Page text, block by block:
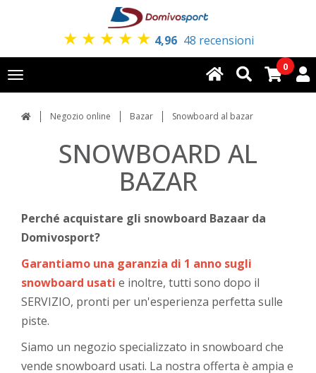
★ ★ ★ ★ ★ 4,96 48 recensioni
Toggle
navigation
0
Negozio online Bazar Snowboard al bazar
SNOWBOARD AL
BAZAR
Perché acquistare gli snowboard Bazaar da
Domivosport?
Garantiamo una garanzia di 1 anno sugli
snowboard usati e inoltre, tutti sono dopo il
SERVIZIO, pronti per un'esperienza perfetta sulle
piste.
Siamo un negozio specializzato in snowboard che
vende snowboard usati. La nostra offerta è ampia e